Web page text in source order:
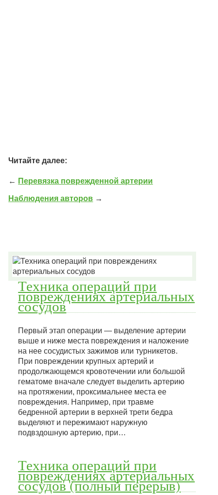
Читайте далее:
← Перевязка поврежденной артерии
Наблюдения авторов →
Техника операций при
повреждениях артериальных
сосудов
Первый этап операции — выделение артерии
выше и ниже места повреждения и наложение
на нее сосудистых зажимов или турникетов.
При повреждении крупных артерий и
продолжающемся кровотечении или большой
гематоме вначале следует выделить артерию
на протяжении, проксимальнее места ее
повреждения. Например, при травме
бедренной артерии в верхней трети бедра
выделяют и пережимают наружную
подвздошную артерию, при…
Техника операций при
повреждениях артериальных
сосудов (полный перерыв)